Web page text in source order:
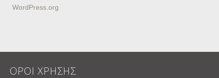
WordPress.org
ΟΡΟΙ ΧΡΗΣΗΣ